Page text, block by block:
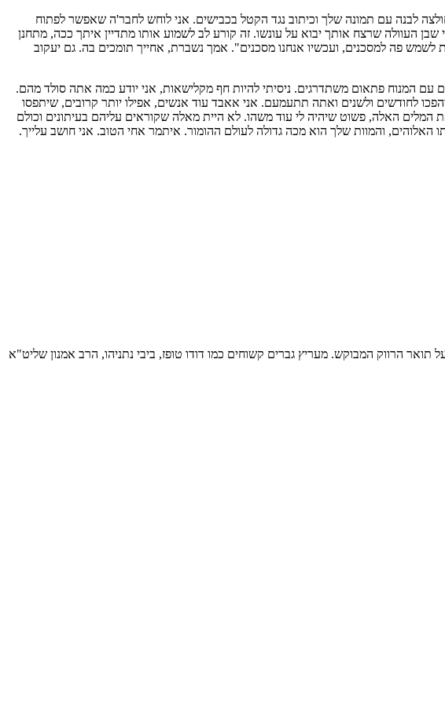
חולצה לבנה עם תמונה שלך וכיתוב נגד הקטל בכבישים. אני לוחש לחבר'ה שאפשר לפתוח
העוולה שרצח אותך יבוא על עונשו. זה קורע לב לשמוע אותו מתדיין איתך ככה, מתחנן
לשמש פה למסכנים, ועכשיו אנחנו מסכנים". אמך נשברת, אחייך תומכים בה. גם יעקוב
עם המנוח פתאום משתדרגים. ניסיתי להיות חף מקלישאות, אני יודע כמה אתה סולד מהם.
לחודשים ולשנים ואתה תתעמעם. אני אאבד עוד אנשים, אפילו יותר קרובים, שיתפסו
המלים האלה, פשוט שיהיה לי עוד משהו. לא היית מאלה שקוראים עליהם בעיתונים וכולם
והמוות שלך הוא מכה גדולה לעולם ההומור. איתמר אחי הטוב. אני חושב עלייך.
הרווק המבוקש. מעריץ גברים קשוחים כמו דודו טופז, ביבי נתניהו, הרב אמנון שליט"א